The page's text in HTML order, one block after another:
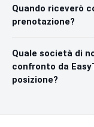
Quando riceverò
prenotazione?
Quale società di
confronto da
posizione?